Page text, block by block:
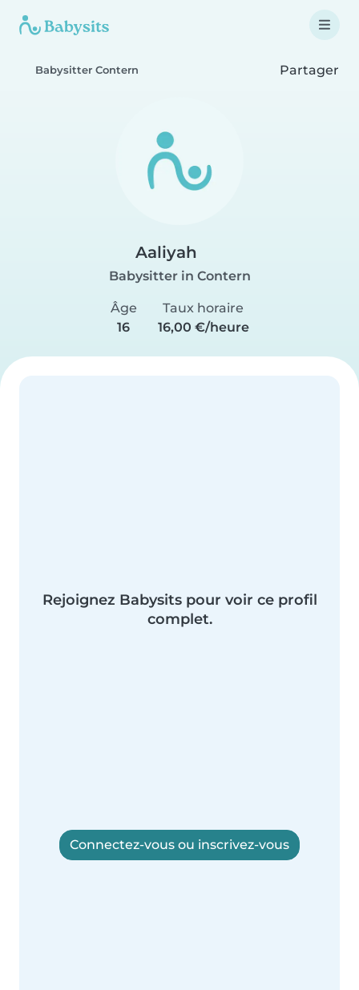
Babysitter Contern Partager
Aaliyah
Babysitter in Contern
Âge
16
Taux horaire
16,00 €/heure
Rejoignez Babysits pour voir ce profil
complet.
Connectez-vous ou inscrivez-vous